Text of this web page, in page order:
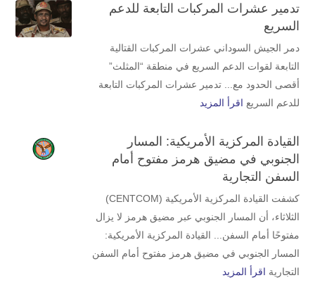
تدمير عشرات المركبات التابعة للدعم
السريع
​دمر الجيش السوداني عشرات المركبات القتالية
التابعة لقوات الدعم السريع في منطقة “المثلث”
أقصى الحدود مع... تدمير عشرات المركبات التابعة
للدعم السريع اقرأ المزيد
القيادة المركزية الأمريكية: المسار
الجنوبي في مضيق هرمز مفتوح أمام
السفن التجارية
كشفت القيادة المركزية الأمريكية (CENTCOM)
الثلاثاء، أن المسار الجنوبي عبر مضيق هرمز لا يزال
مفتوحًا أمام السفن... القيادة المركزية الأمريكية:
المسار الجنوبي في مضيق هرمز مفتوح أمام السفن
التجارية اقرأ المزيد